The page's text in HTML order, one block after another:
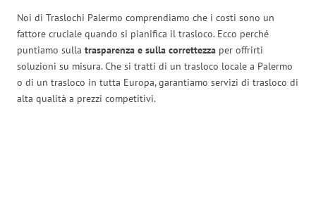
Noi di Traslochi Palermo comprendiamo che i costi sono un
fattore cruciale quando si pianifica il trasloco. Ecco perché
puntiamo sulla trasparenza e sulla correttezza per offrirti
soluzioni su misura. Che si tratti di un trasloco locale a Palermo
o di un trasloco in tutta Europa, garantiamo servizi di trasloco di
alta qualità a prezzi competitivi.